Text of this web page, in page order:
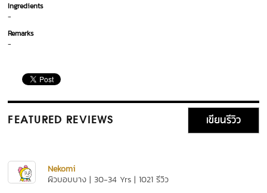
Ingredients
-
Remarks
-
FEATURED REVIEWS เขียนรีวิว
Nekomi
ผิวบอบบาง | 30-34 Yrs | 1021 รีวิว